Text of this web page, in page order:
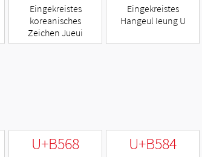
Eingekreistes
koreanisches
Zeichen Jueui
Eingekreistes
Hangeul Ieung U
U+B568 U+B584